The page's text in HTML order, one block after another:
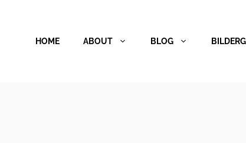
springenHOME ABOUT BLOG